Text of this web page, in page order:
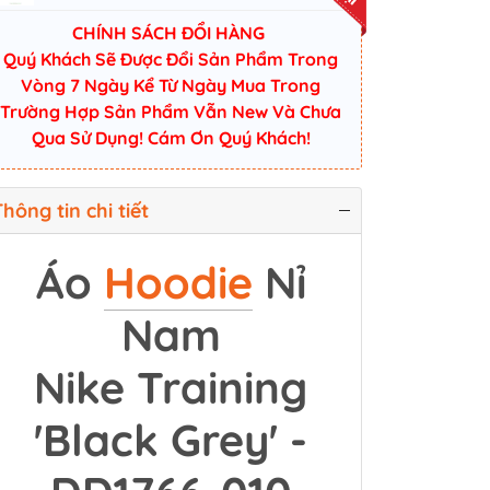
CHÍNH SÁCH ĐỔI HÀNG
Quý Khách Sẽ Được Đổi Sản Phẩm Trong
Vòng 7 Ngày Kể Từ Ngày Mua Trong
Trường Hợp Sản Phẩm Vẫn New Và Chưa
Qua Sử Dụng! Cám Ơn Quý Khách!
tin chi tiết
Áo Hoodie Nỉ
Nam
Nike Training
'Black Grey' -